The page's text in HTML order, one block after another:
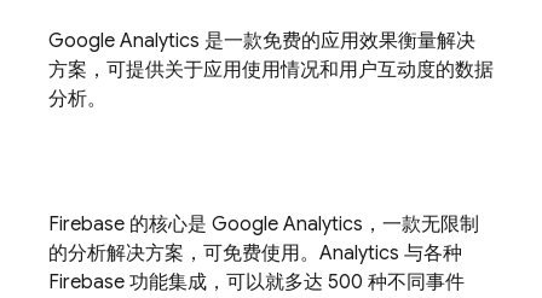
Google Analytics 是一款免费的应用效果衡量解决
方案，可提供关于应用使用情况和用户互动度的数据
分析。
Firebase 的核心是 Google Analytics ，一款无限制
的分析解决方案，可免费使用。 Analytics 与各种
Firebase 功能集成，可以就多达 500 种不同事件